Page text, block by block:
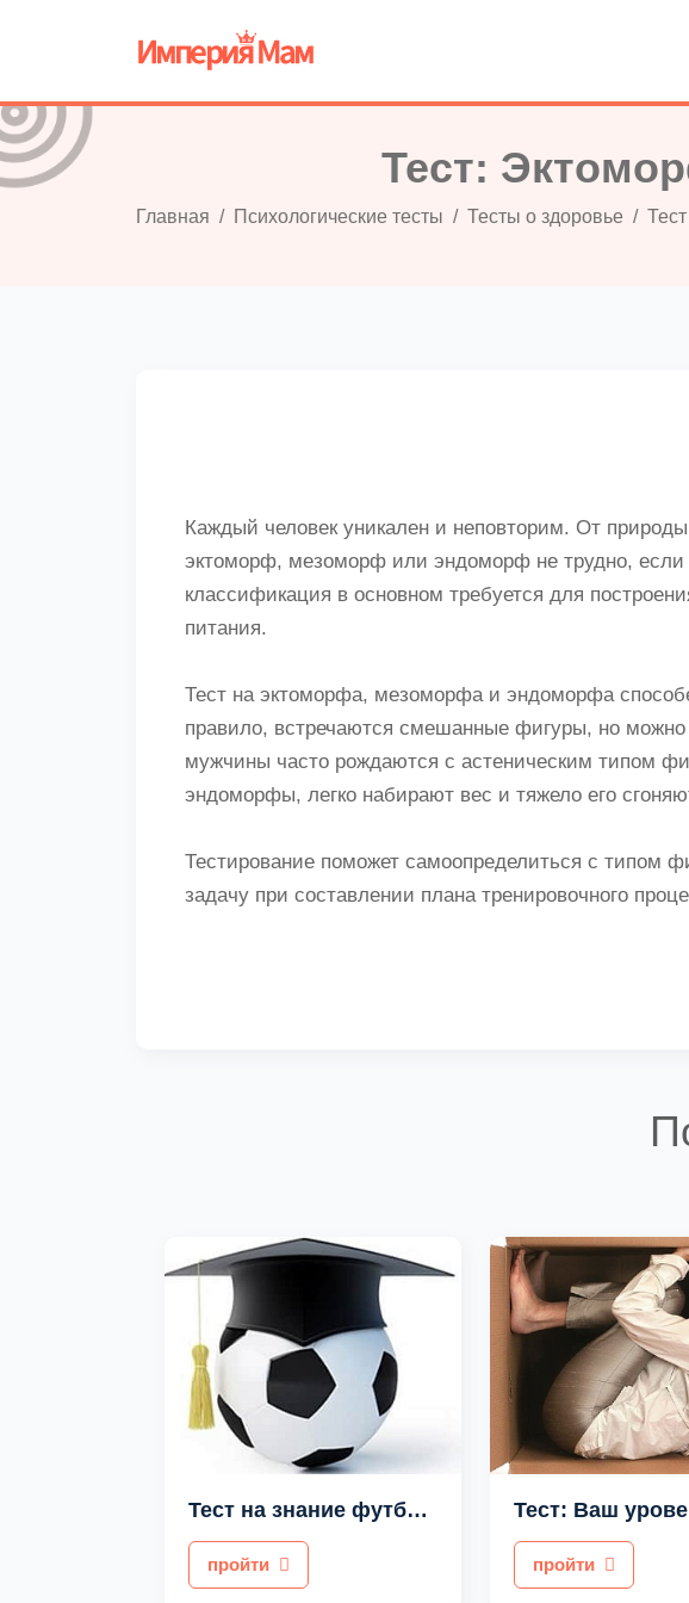
Тест:
Главная Психологические тесты Тесты о здоровье
Каждый человек уникален и неповторим. От
эктоморф, мезоморф или эндоморф не трудно, если
классификация в основном требуется для
питания.
Тест на эктоморфа, мезоморфа и эндоморфа
правило, встречаются смешанные фигуры, но
мужчины часто рождаются с астеническим типом
эндоморфы, легко набирают вес и тяжело его
Тестирование поможет самоопределиться с типом
задачу при составлении плана тренировочного
Тест на знание футбола
пройти пройти